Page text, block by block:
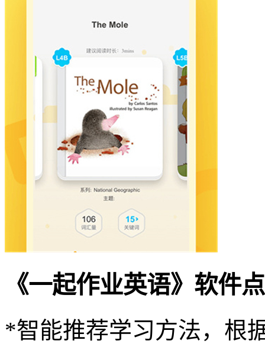
《一起作业英语》软件
*智能推荐学习方法，根